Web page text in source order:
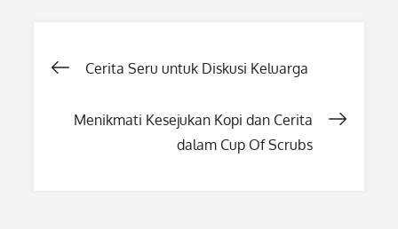
Post
navigation
Cerita Seru untuk Diskusi Keluarga
Menikmati Kesejukan Kopi dan Cerita
dalam Cup Of Scrubs